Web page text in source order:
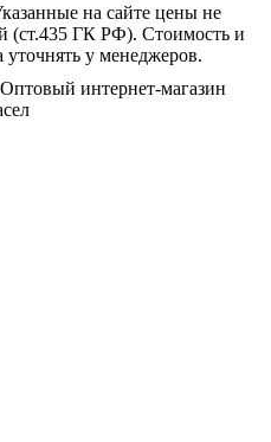
на сайте цены не
(ст.435 ГК РФ). Стоимость и
уточнять у менеджеров.
Оптовый интернет-магазин